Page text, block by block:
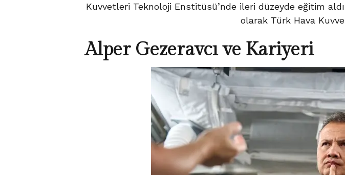
Kuvvetleri Teknoloji Enstitüsü’nde ileri düzeyde eğitim
olarak Türk Hava
Alper Gezeravcı ve Kariyeri